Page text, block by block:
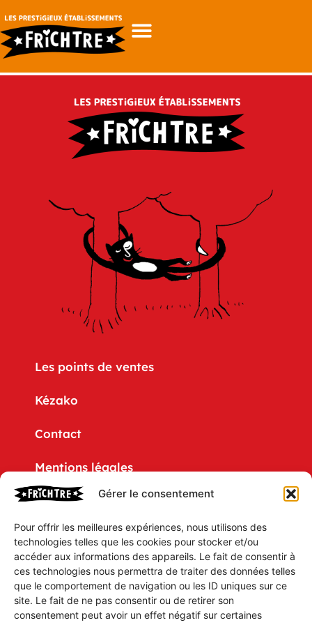
Gérer le consentement
Pour offrir les meilleures expériences, nous utilisons des
technologies telles que les cookies pour stocker et/ou
accéder aux informations des appareils. Le fait de consentir à
ces technologies nous permettra de traiter des données telles
que le comportement de navigation ou les ID uniques sur ce
site. Le fait de ne pas consentir ou de retirer son
consentement peut avoir un effet négatif sur certaines
Les points de ventes
Kézako
Contact
Mentions légales
Politique de confidentialité
CGV
Mon compte
Mon Panier